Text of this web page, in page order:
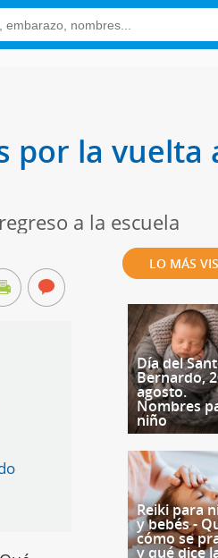
por la vuelta
a la escuela
LO MÁS
Día del
Bernardo,
agosto.
Nombres
niño
Reiki para
y bebés -
cómo se
y qué dice